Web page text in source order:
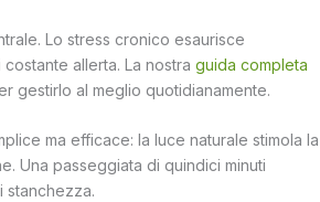
Lo stress cronico esaurisce
allerta. La nostra guida completa
gestirlo al meglio quotidianamente.
ma efficace: la luce naturale stimola la
Una passeggiata di quindici minuti
stanchezza.